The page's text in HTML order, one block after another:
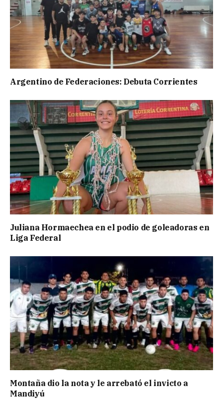
Argentino de Federaciones: Debuta Corrientes
Juliana Hormaechea en el podio de goleadoras en
Liga Federal
Montaña dio la nota y le arrebató el invicto a
Mandiyú